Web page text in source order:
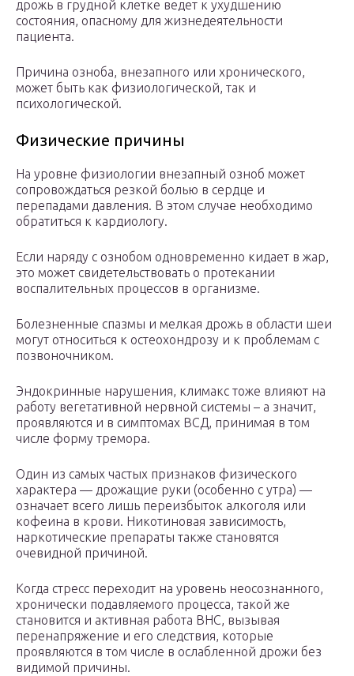
дрожь в грудной клетке ведет к ухудшению
состояния, опасному для жизнедеятельности
пациента.
Причина озноба, внезапного или хронического,
может быть как физиологической, так и
психологической.
Физические причины
На уровне физиологии внезапный озноб может
сопровождаться резкой болью в сердце и
перепадами давления. В этом случае необходимо
обратиться к кардиологу.
Если наряду с ознобом одновременно кидает в жар,
это может свидетельствовать о протекании
воспалительных процессов в организме.
Болезненные спазмы и мелкая дрожь в области шеи
могут относиться к остеохондрозу и к проблемам с
позвоночником.
Эндокринные нарушения, климакс тоже влияют на
работу вегетативной нервной системы – а значит,
проявляются и в симптомах ВСД, принимая в том
числе форму тремора.
Один из самых частых признаков физического
характера — дрожащие руки (особенно с утра) —
означает всего лишь переизбыток алкоголя или
кофеина в крови. Никотиновая зависимость,
наркотические препараты также становятся
очевидной причиной.
Когда стресс переходит на уровень неосознанного,
хронически подавляемого процесса, такой же
становится и активная работа ВНС, вызывая
перенапряжение и его следствия, которые
проявляются в том числе в ослабленной дрожи без
видимой причины.